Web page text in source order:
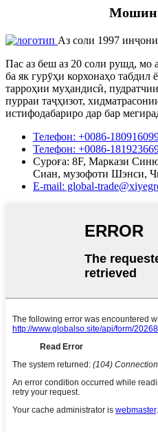
Аз соли 1997
Пас аз беш аз 20 соли рушд, мо
ба як гурӯҳи корхонаҳо
тарроҳии муҳандисӣ,
пурраи таҷҳизот,
истифодабариро дар бар
Телефон: +0086-
Телефон: +0086-
Суроға: 8F, Маркази
Сиан, музофоти Шэнси,
E-mail: global-